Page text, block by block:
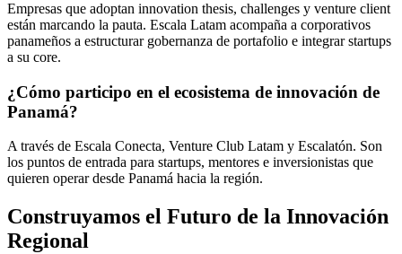
Empresas que adoptan innovation thesis, challenges y venture client
están marcando la pauta. Escala Latam acompaña a corporativos
panameños a estructurar gobernanza de portafolio e integrar startups
a su core.
¿Cómo participo en el ecosistema de innovación de
Panamá?
A través de Escala Conecta, Venture Club Latam y Escalatón. Son
los puntos de entrada para startups, mentores e inversionistas que
quieren operar desde Panamá hacia la región.
Construyamos el Futuro de la Innovación
Regional